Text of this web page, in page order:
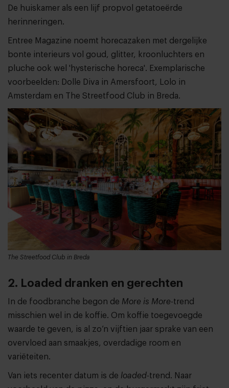
De huiskamer als een lijf propvol getatoeërde
herinneringen.
Entree Magazine noemt horecazaken met dergelijke
bonte interieurs vol goud, glitter, kroonluchters en
pluche ook wel 'hysterische horeca'. Exemplarische
voorbeelden: Dolle Diva in Amersfoort, Lolo in
Amsterdam en The Streetfood Club in Breda.
The Streetfood Club in Breda
2. Loaded dranken en gerechten
In de foodbranche begon de More is More-trend
misschien wel in de koffie. Om koffie toegevoegde
waarde te geven, is al zo’n vijftien jaar sprake van een
overvloed aan smaakjes, overdadige room en
variëteiten.
Van iets recenter datum is de loaded-trend. Naar